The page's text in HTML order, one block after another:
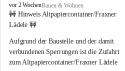
F
r
a
e
r
n
vor 2 WochenBauen & Wohnen
🚧 Hinweis Altpapiercontainer/Fraxner
Lädele 🚧
Aufgrund der Baustelle und der damit
verbundenen Sperrungen ist die Zufahrt
zum Altpapiercontainer/Fraxner Lädele